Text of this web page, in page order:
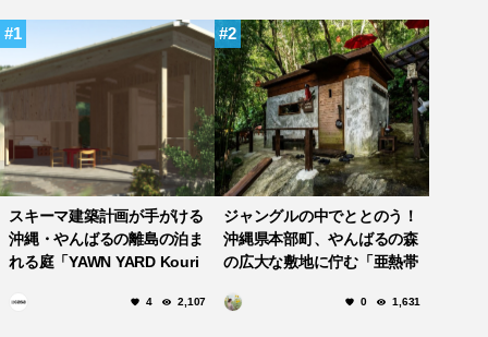
1
スキーマ建築計画が手がける
沖縄・やんばるの離島の泊ま
れる庭「YAWN YARD Kouri
業！
4 2,107
2
ジャングルの中でととのう！
沖縄県本部町、やんばるの森
の広大な敷地に佇む「亜熱帯
0 1,631